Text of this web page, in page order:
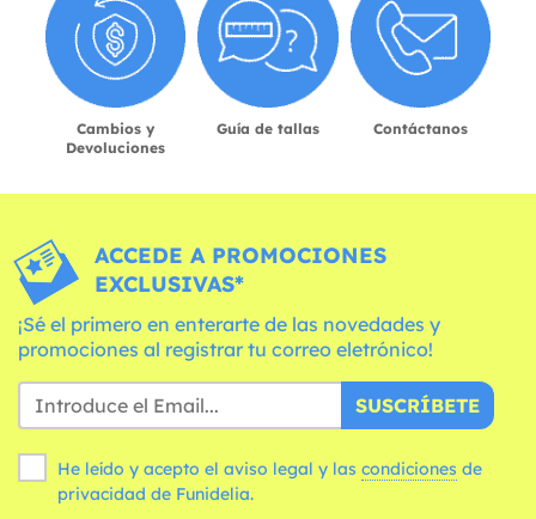
Cambios y
Devoluciones
Guía de tallas Contáctanos
ACCEDE A PROMOCIONES
EXCLUSIVAS*
¡Sé el primero en enterarte de las novedades y
promociones al registrar tu correo eletrónico!
SUSCRÍBETE
He leído y acepto el aviso legal y las condiciones
privacidad de Funidelia.